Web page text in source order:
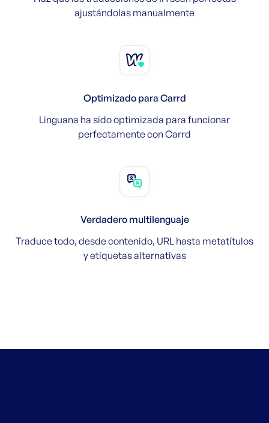
ajustándolas manualmente
Optimizado para Carrd
Linguana ha sido optimizada para funcionar
perfectamente con Carrd
Verdadero multilenguaje
Traduce todo, desde contenido, URL hasta metatítulos
y etiquetas alternativas